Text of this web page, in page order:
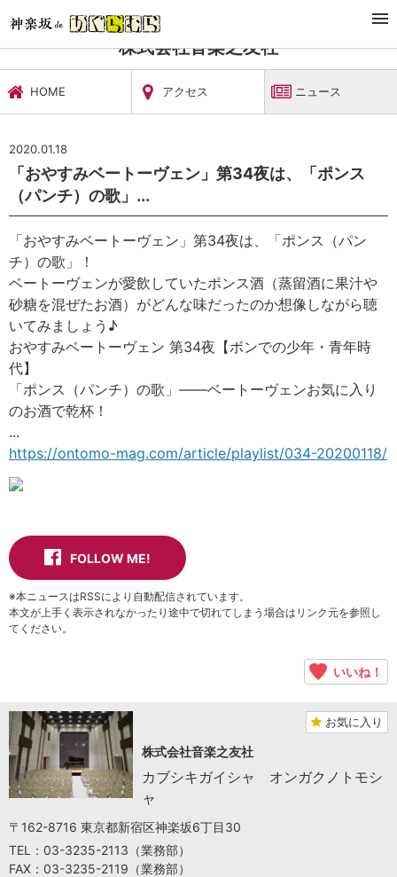
文化施設・ギャラリー
株式会社音楽之友社
HOME アクセス ニュース
2020.01.18
「おやすみベートーヴェン」第34夜は、「ポンス
（パンチ）の歌」...
「おやすみベートーヴェン」第34夜は、「ポンス（パン
チ）の歌」！
ベートーヴェンが愛飲していたポンス酒（蒸留酒に果汁や
砂糖を混ぜたお酒）がどんな味だったのか想像しながら聴
いてみましょう♪
おやすみベートーヴェン 第34夜【ボンでの少年・青年時
代】
「ポンス（パンチ）の歌」——ベートーヴェンお気に入り
のお酒で乾杯！
...
https://ontomo-mag.com/article/playlist/034-20200118/
FOLLOW ME!
※本ニュースはRSSにより自動配信されています。
本文が上手く表示されなかったり途中で切れてしまう場合はリンク元を参照し
てください。
いいね！
お気に入り
株式会社音楽之友社
カブシキガイシャ オンガクノトモシ
ャ
〒162-8716 東京都新宿区神楽坂6丁目30
TEL：03-3235-2113（業務部）
FAX：03-3235-2119（業務部）